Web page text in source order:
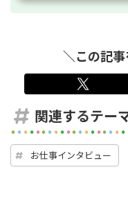
＼この記
関連するテー
お仕事インタビュー